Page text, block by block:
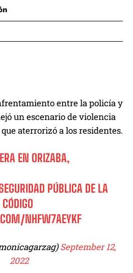
entre la policía y
un escenario de violencia
aterrorizó a los residentes.
EN ORIZABA,
PÚBLICA DE LA
NHFW7AEYKF
September 12,
2022